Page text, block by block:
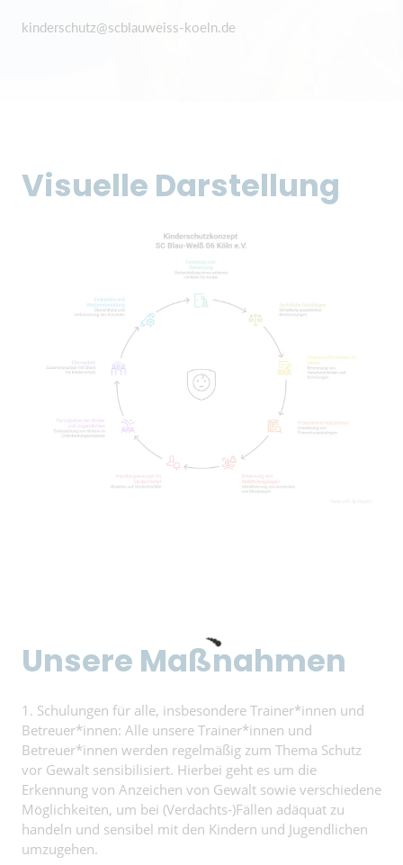
kinderschutz@scblauweiss-koeln.de
Visuelle Darstellung
Unsere Maßnahmen
1. Schulungen für alle, insbesondere Trainer*innen und
Betreuer*innen: Alle unsere Trainer*innen und
Betreuer*innen werden regelmäßig zum Thema Schutz
vor Gewalt sensibilisiert. Hierbei geht es um die
Erkennung von Anzeichen von Gewalt sowie verschiedene
Möglichkeiten, um bei (Verdachts-)Fällen adäquat zu
handeln und sensibel mit den Kindern und Jugendlichen
umzugehen.